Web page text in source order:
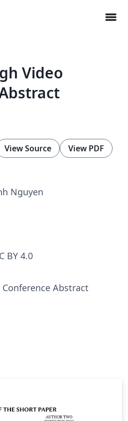
menu
Video
View Source View PDF
Nguyen
BY 4.0
Abstract